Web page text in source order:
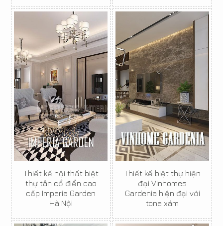
Thiết kế nội thất biệt
thự tân cổ điển cao
cấp Imperia Garden
Hà Nội
Thiết kế biệt thự hiện
đại Vinhomes
Gardenia hiện đại với
tone xám